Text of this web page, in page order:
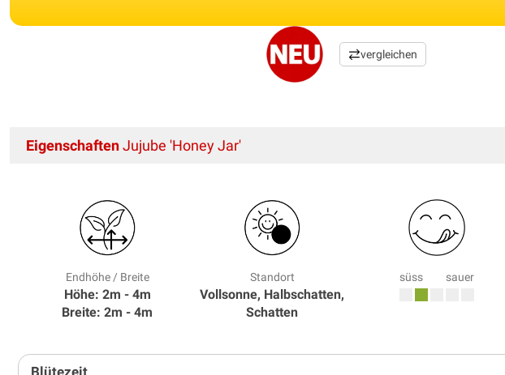
vergleichen
EigenschaftenJujube 'Honey Jar'
Endhöhe / Breite
Höhe: 2m - 4m
Breite: 2m - 4m
Standort
Vollsonne, Halbschatten,
Schatten
süss sauer
Blütezeit